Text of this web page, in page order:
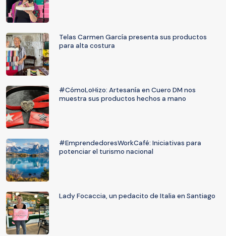
Telas Carmen García presenta sus productos
para alta costura
#CómoLoHizo: Artesanía en Cuero DM nos
muestra sus productos hechos a mano
#EmprendedoresWorkCafé: Iniciativas para
potenciar el turismo nacional
Lady Focaccia, un pedacito de Italia en Santiago